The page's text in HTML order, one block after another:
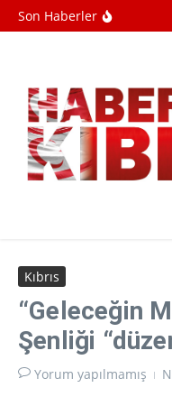
İçeriğe atla
Son Haberler
Kıbrıs
“Geleceğin
Şenliği
Yorum yapılmamış